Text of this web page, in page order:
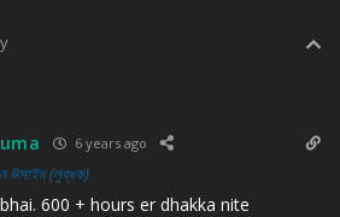
6 years ago
উসাইদ (লুব্ধক)
600 + hours er dhakka nite